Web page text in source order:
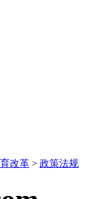
改革 > 政策法规